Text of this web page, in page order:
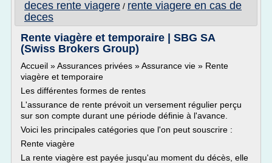
deces rente viagere / rente viagere en cas de
deces
Rente viagère et temporaire | SBG SA
(Swiss Brokers Group)
Accueil » Assurances privées » Assurance vie » Rente
viagère et temporaire
Les différentes formes de rentes
L'assurance de rente prévoit un versement régulier perçu
sur son compte durant une période définie à l'avance.
Voici les principales catégories que l'on peut souscrire :
Rente viagère
La rente viagère est payée jusqu'au moment du décès, elle